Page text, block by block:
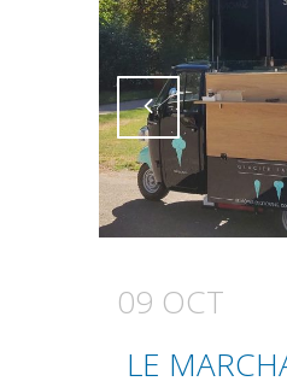
Attiva comando
09 OCT
LE